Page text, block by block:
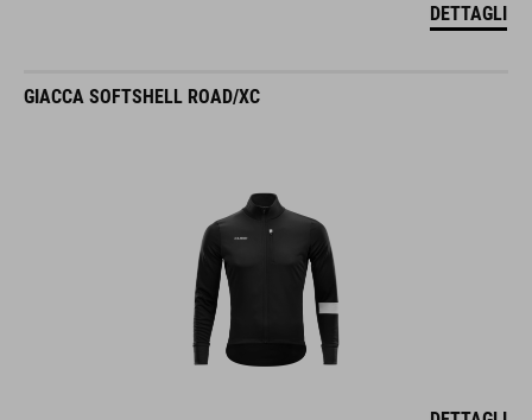
DETTAGLI
GIACCA SOFTSHELL ROAD/XC